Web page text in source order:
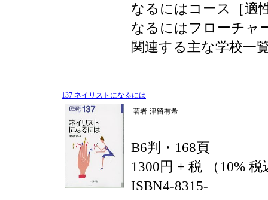
なるにはコース［適
なるにはフローチ
関連する主な学校一
137 ネイリストになるには
著者 津留有希
B6判・168頁
1300円 + 税 （10%
ISBN4-8315-